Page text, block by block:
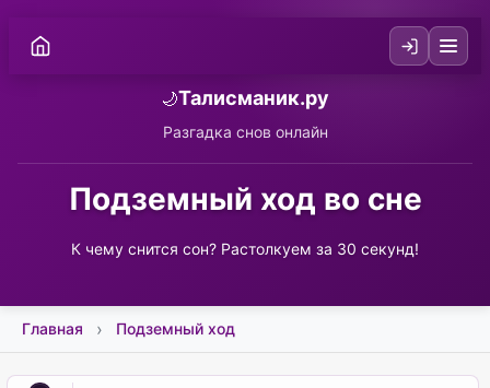
🌙Талисманик.ру
Разгадка снов онлайн
Подземный ход во сне
К чему снится сон? Растолкуем за 30 секунд!
Главная Подземный ход